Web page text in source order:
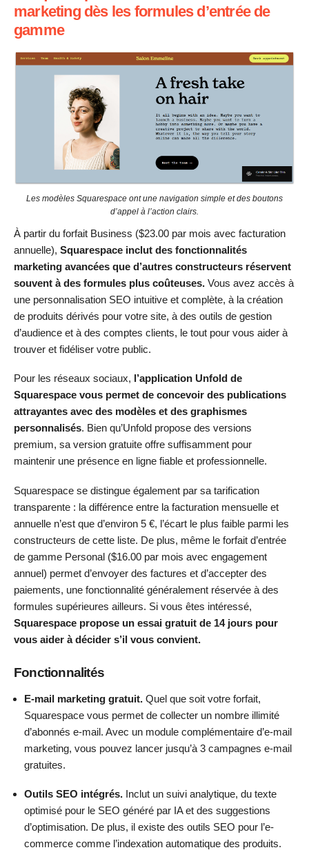
marketing dès les formules d’entrée de
gamme
Les modèles Squarespace ont une navigation simple et des boutons
d’appel à l’action clairs.
À partir du forfait Business ($23.00 par mois avec facturation
annuelle), Squarespace inclut des fonctionnalités
marketing avancées que d’autres constructeurs réservent
souvent à des formules plus coûteuses. Vous avez accès à
une personnalisation SEO intuitive et complète, à la création
de produits dérivés pour votre site, à des outils de gestion
d’audience et à des comptes clients, le tout pour vous aider à
trouver et fidéliser votre public.
Pour les réseaux sociaux, l’application Unfold de
Squarespace vous permet de concevoir des publications
attrayantes avec des modèles et des graphismes
personnalisés. Bien qu’Unfold propose des versions
premium, sa version gratuite offre suffisamment pour
maintenir une présence en ligne fiable et professionnelle.
Squarespace se distingue également par sa tarification
transparente : la différence entre la facturation mensuelle et
annuelle n’est que d’environ 5 €, l’écart le plus faible parmi les
constructeurs de cette liste. De plus, même le forfait d’entrée
de gamme Personal ($16.00 par mois avec engagement
annuel) permet d’envoyer des factures et d’accepter des
paiements, une fonctionnalité généralement réservée à des
formules supérieures ailleurs. Si vous êtes intéressé,
Squarespace propose un essai gratuit de 14 jours pour
vous aider à décider s’il vous convient.
Fonctionnalités
E-mail marketing gratuit. Quel que soit votre forfait,
Squarespace vous permet de collecter un nombre illimité
d’abonnés e-mail. Avec un module complémentaire d’e-mail
marketing, vous pouvez lancer jusqu’à 3 campagnes e-mail
gratuites.
Outils SEO intégrés. Inclut un suivi analytique, du texte
optimisé pour le SEO généré par IA et des suggestions
d’optimisation. De plus, il existe des outils SEO pour l’e-
commerce comme l’indexation automatique des produits.